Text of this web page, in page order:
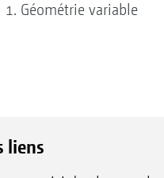
Géométrie variable
liens